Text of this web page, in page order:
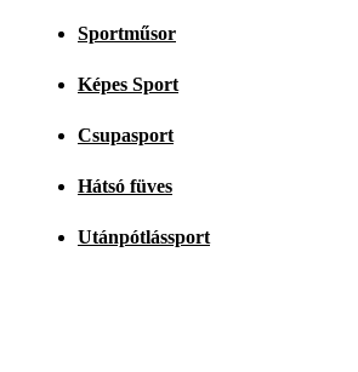
Sportműsor
Képes Sport
Csupasport
Hátsó füves
Utánpótlássport